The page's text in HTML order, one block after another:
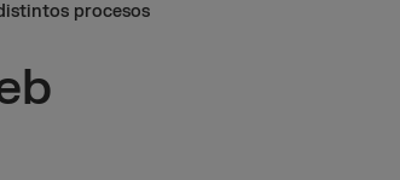
procesos